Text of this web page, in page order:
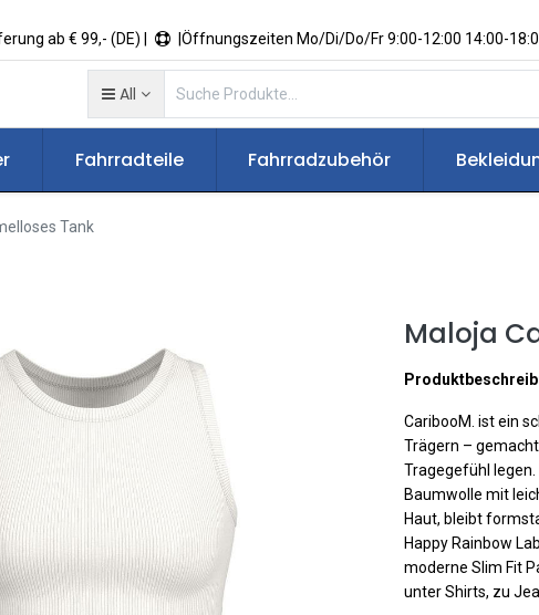
ab € 99,- (DE) | |Öffnungszeiten Mo/Di/Do/Fr 9:00-12:00
All
Fahrradteile Fahrradzubehör
Tank
Maloja
CaribooM. ist ein
Trägern –
Tragegefühl
Baumwolle mit
Haut, bleibt
Happy Rainbow
moderne Slim Fit
unter Shirts, zu